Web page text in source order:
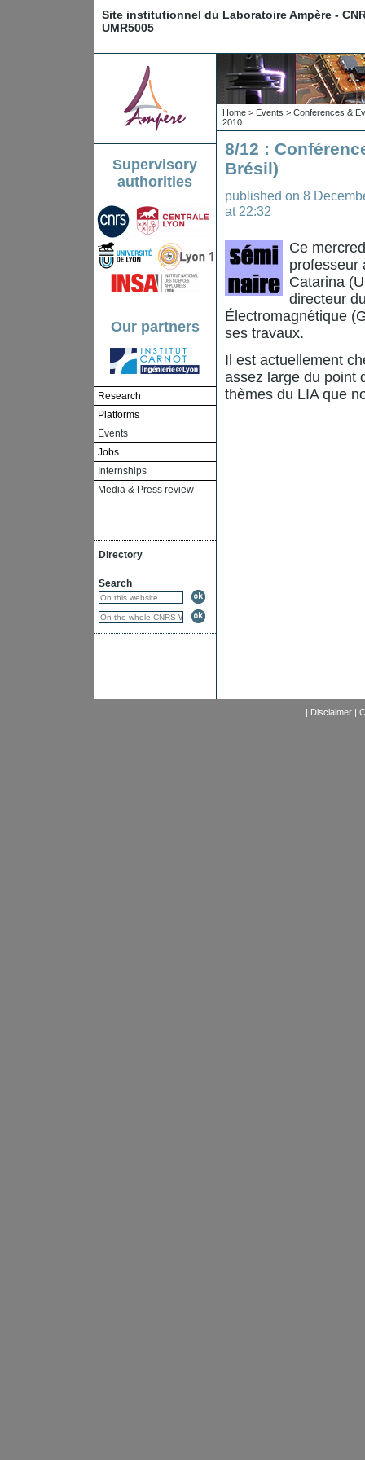
Site institutionnel du Laboratoire Ampère -
UMR5005
Supervisory
authorities
Our partners
Research
Platforms
Events
Jobs
Internships
Media & Press review
Directory
Search
Home > Events > Conferences &
2010
8/12 :
Brésil)
published on 8
at 22:32
Ce
professeur
Catarina
directeur
Électromagnétique
ses travaux.
Il est actuellement
assez large du point
thèmes du LIA que
| Disclaimer|